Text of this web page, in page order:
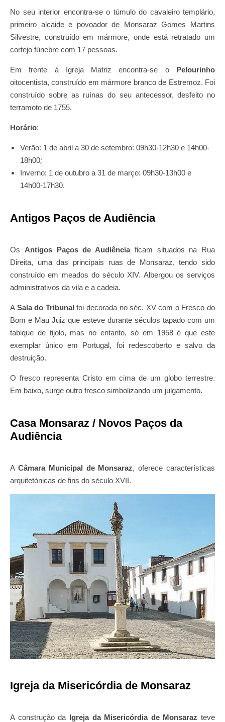
No seu interior encontra-se o túmulo do cavaleiro templário,
primeiro alcaide e povoador de Monsaraz Gomes Martins
Silvestre, construído em mármore, onde está retratado um
cortejo fúnebre com 17 pessoas.
Em frente à Igreja Matriz encontra-se oPelourinho
oitocentista, construído em mármore branco de Estremoz. Foi
construído sobre as ruínas do seu antecessor, desfeito no
terramoto de 1755.
Horário:
Verão: 1 de abril a 30 de setembro: 09h30-12h30 e 14h00-
18h00;
Inverno: ​1 de outubro a 31 de março: 09h30-13h00 e
14h00-17h30.
Antigos Paços de Audiência
Os Antigos Paços de Audiênciaficam situados na Rua
Direita, uma das principais ruas de Monsaraz, tendo sido
construído em meados do século XIV. Albergou os serviços
administrativos da vila e a cadeia.
A Sala do Tribunal foi decorada no séc. XV com o Fresco do
Bom e Mau Juiz que esteve durante séculos tapado com um
tabique de tijolo, mas no entanto, só em 1958 é que este
exemplar único em Portugal, foi redescoberto e salvo da
destruição.
O fresco representa Cristo em cima de um globo terrestre.
Em baixo, surge outro fresco simbolizando um julgamento.
Casa Monsaraz / Novos Paços da
Audiência​
A Câmara Municipal de Monsaraz, oferece características
arquitetónicas de fins do século XVII.
Igreja da Misericórdia de Monsaraz
A construção da Igreja da Misericórdia de Monsaraz teve